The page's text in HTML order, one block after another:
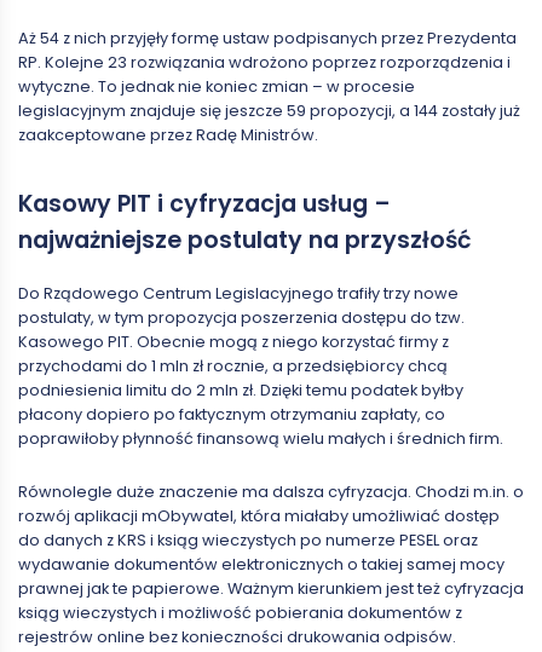
Aż 54 z nich przyjęły formę ustaw podpisanych przez Prezydenta
RP. Kolejne 23 rozwiązania wdrożono poprzez rozporządzenia i
wytyczne. To jednak nie koniec zmian – w procesie
legislacyjnym znajduje się jeszcze 59 propozycji, a 144 zostały już
zaakceptowane przez Radę Ministrów.
Kasowy PIT i cyfryzacja usług –
najważniejsze postulaty na przyszłość
Do Rządowego Centrum Legislacyjnego trafiły trzy nowe
postulaty, w tym propozycja poszerzenia dostępu do tzw.
Kasowego PIT. Obecnie mogą z niego korzystać firmy z
przychodami do 1 mln zł rocznie, a przedsiębiorcy chcą
podniesienia limitu do 2 mln zł. Dzięki temu podatek byłby
płacony dopiero po faktycznym otrzymaniu zapłaty, co
poprawiłoby płynność finansową wielu małych i średnich firm.
Równolegle duże znaczenie ma dalsza cyfryzacja. Chodzi m.in. o
rozwój aplikacji mObywatel, która miałaby umożliwiać dostęp
do danych z KRS i ksiąg wieczystych po numerze PESEL oraz
wydawanie dokumentów elektronicznych o takiej samej mocy
prawnej jak te papierowe. Ważnym kierunkiem jest też cyfryzacja
ksiąg wieczystych i możliwość pobierania dokumentów z
rejestrów online bez konieczności drukowania odpisów.